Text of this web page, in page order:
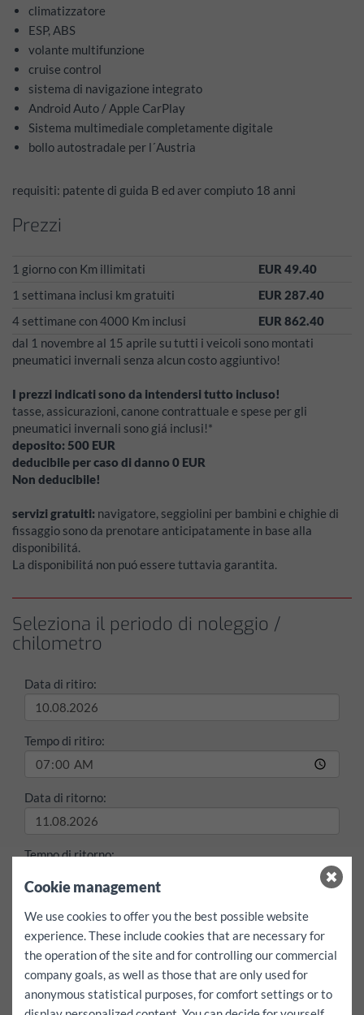
climatizzatore
ESP, ABS
volante multifunzione
cruise control
sistema di navigazione integrato
Android Auto / Apple CarPlay
Sistema multimediale completamente digitale
bollo autostradale per l´Austria
requisiti: patente di guida B ed aver compiuto 18 anni
Prezzi
1 giorno con Km illimitati
EUR 49.40
1 settimana inclusi km gratuiti
EUR 287.40
4 settimane con 4000 Km inclusi
EUR 862.40
dal 1 novembre al 15 aprile su tutti i veicoli sono montati
pneumatici invernali senza alcun costo aggiuntivo!
I prezzi indicati sono da intendersi tutto incluso!
tasse, assicurazioni, canone contrattuale e spese per gli
pneumatici invernali sono giá inclusi!*
deposito:500 EUR
deducibile per caso di danno 0 EUR
Non deducibile!
servizi gratuiti: navigatore, seggiolini per bambini e chighie di
fissaggio sono da prenotare anticipatamente in base alla
disponibilitá.
La disponibilitá non puó essere tuttavia garantita.
Seleziona il periodo di noleggio /
chilometro
Data di ritiro:
Tempo di ritiro:
Data di ritorno:
Tempo di ritorno:
max./Giorno
Voglio anche andare all'estero sì
noleggio:1 giorni
Cookie management
We use cookies to offer you the best possible website
experience. These include cookies that are necessary for
the operation of the site and for controlling our commercial
company goals, as well as those that are only used for
anonymous statistical purposes, for comfort settings or to